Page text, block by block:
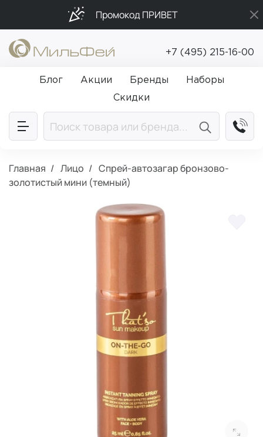
Промокод ПРИВЕТ
Бесплатная доставка от 5 000₽
Подарки в каждый заказ от 5 000₽
+7 (495) 215-16-00
Блог Акции Бренды
Наборы
Скидки
Главная Лицо
Спрей-автозагар бронзово-
золотистый мини (темный)